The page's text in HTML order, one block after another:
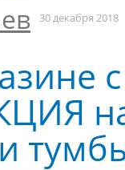
30 декабря 2018